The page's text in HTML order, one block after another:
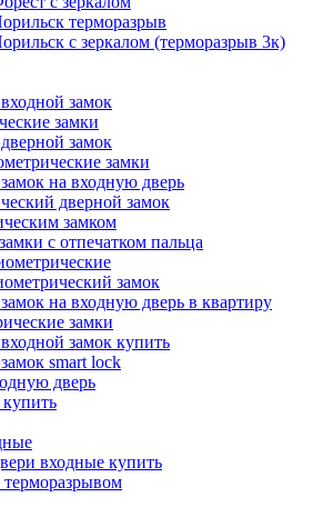
терморазрыв
с зеркалом (терморазрыв 3к)
замок
замки
замок
замки
на входную дверь
дверной замок
замком
с отпечатком пальца
замок
на входную дверь в квартиру
замки
замок купить
smart lock
дверь
входные купить